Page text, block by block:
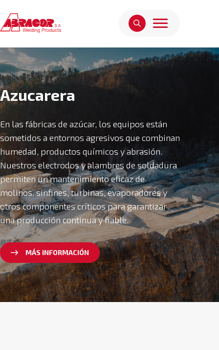
Azucarera
En las fábricas de azúcar, los equipos están
sometidos a entornos agresivos que combinan
humedad, productos químicos y abrasión.
Nuestros electrodos y alambres de soldadura
permiten un mantenimiento eficaz de
molinos, sinfines, turbinas, evaporadores y
otros componentes críticos para garantizar
una producción continua y fiable.
MÁS INFORMACIÓN